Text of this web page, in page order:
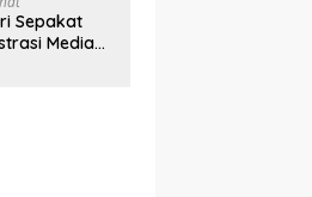
Sepakat
Media